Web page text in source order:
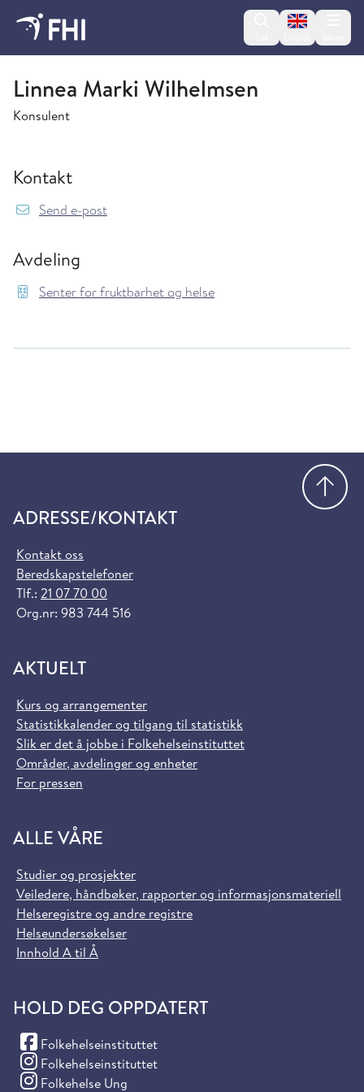
Change
Senter for fruktbarhet og helse
Linnea Marki Wilhelmsen
Konsulent
Kontakt
Send e-post{model.translations.sendEmailTo}
Avdeling
Senter for fruktbarhet og helse
ADRESSE/KONTAKT
Kontakt oss
Beredskapstelefoner
Tlf.: 21 07 70 00
Org.nr: 983 744 516
AKTUELT
Kurs og arrangementer
Statistikkalender og tilgang til statistikk
Slik er det å jobbe i Folkehelseinstituttet
Områder, avdelinger og enheter
For pressen
ALLE VÅRE
Studier og prosjekter
Veiledere, håndbøker, rapporter og informasjonsmateriell
Helseregistre og andre registre
Helseundersøkelser
Innhold A til Å
HOLD DEG OPPDATERT
Folkehelseinstituttet
(Facebook)
Folkehelseinstituttet
(Instagram)
Folkehelse Ung
(Instagram)